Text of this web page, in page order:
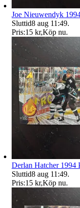
Joe Nieuwendyk
Sluttid8 aug 11:49.
Pris:15 kr,Köp nu.
Derlan Hatcher 1994
Sluttid8 aug 11:49.
Pris:15 kr,Köp nu.